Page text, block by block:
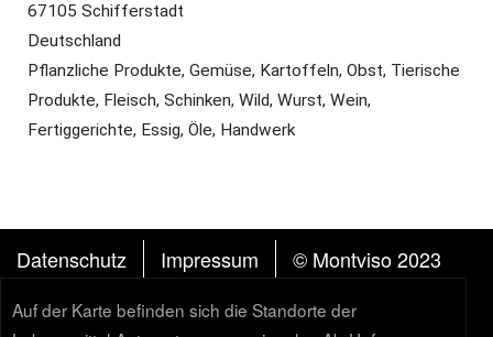
67105 Schifferstadt
Deutschland
Pflanzliche Produkte, Gemüse, Kartoffeln, Obst, Tierische
Produkte, Fleisch, Schinken, Wild, Wurst, Wein,
Fertiggerichte, Essig, Öle, Handwerk
Datenschutz Impressum © Montviso 2023
Auf der Karte befinden sich die Standorte der